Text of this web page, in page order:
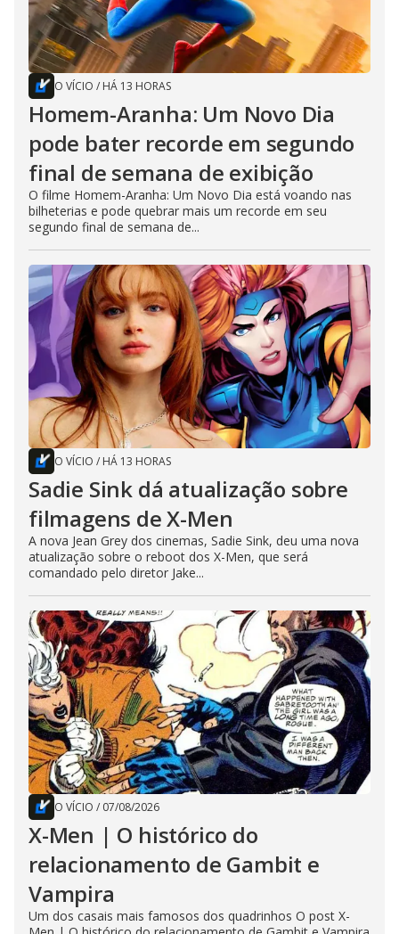
O VÍCIO / HÁ 13 HORAS
Homem-Aranha: Um Novo Dia
pode bater recorde em segundo
final de semana de exibição
O filme Homem-Aranha: Um Novo Dia está voando nas
bilheterias e pode quebrar mais um recorde em seu
segundo final de semana de...
O VÍCIO / HÁ 13 HORAS
Sadie Sink dá atualização sobre
filmagens de X-Men
A nova Jean Grey dos cinemas, Sadie Sink, deu uma nova
atualização sobre o reboot dos X-Men, que será
comandado pelo diretor Jake...
O VÍCIO / 07/08/2026
X-Men | O histórico do
relacionamento de Gambit e
Vampira
Um dos casais mais famosos dos quadrinhos O post X-